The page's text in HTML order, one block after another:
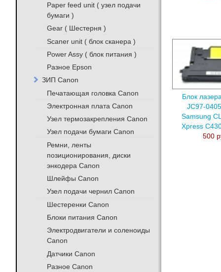
Блок
JC97-
Samsung
Xpress
500
Paper feed unit ( узел подачи
бумаги )
Gear ( Шестерня )
Scaner unit ( блок сканера )
Power Assy ( блок питания )
Разное Epson
ЗИП Canon
Печатающая головка Canon
Электронная плата Canon
Узел термозакрепления Canon
Узел подачи бумаги Canon
Ремни, ленты
позиционирования, диски
энкодера Canon
Шлейфы Canon
Узел подачи чернил Canon
Шестеренки Canon
Блоки питания Canon
Электродвигатели и соленоиды
Canon
Датчики Canon
Разное Canon